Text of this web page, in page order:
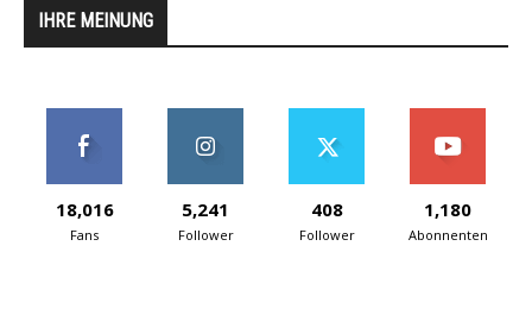
IHRE MEINUNG
18,016
Fans
5,241
Follower
408
Follower
1,180
Abonnenten